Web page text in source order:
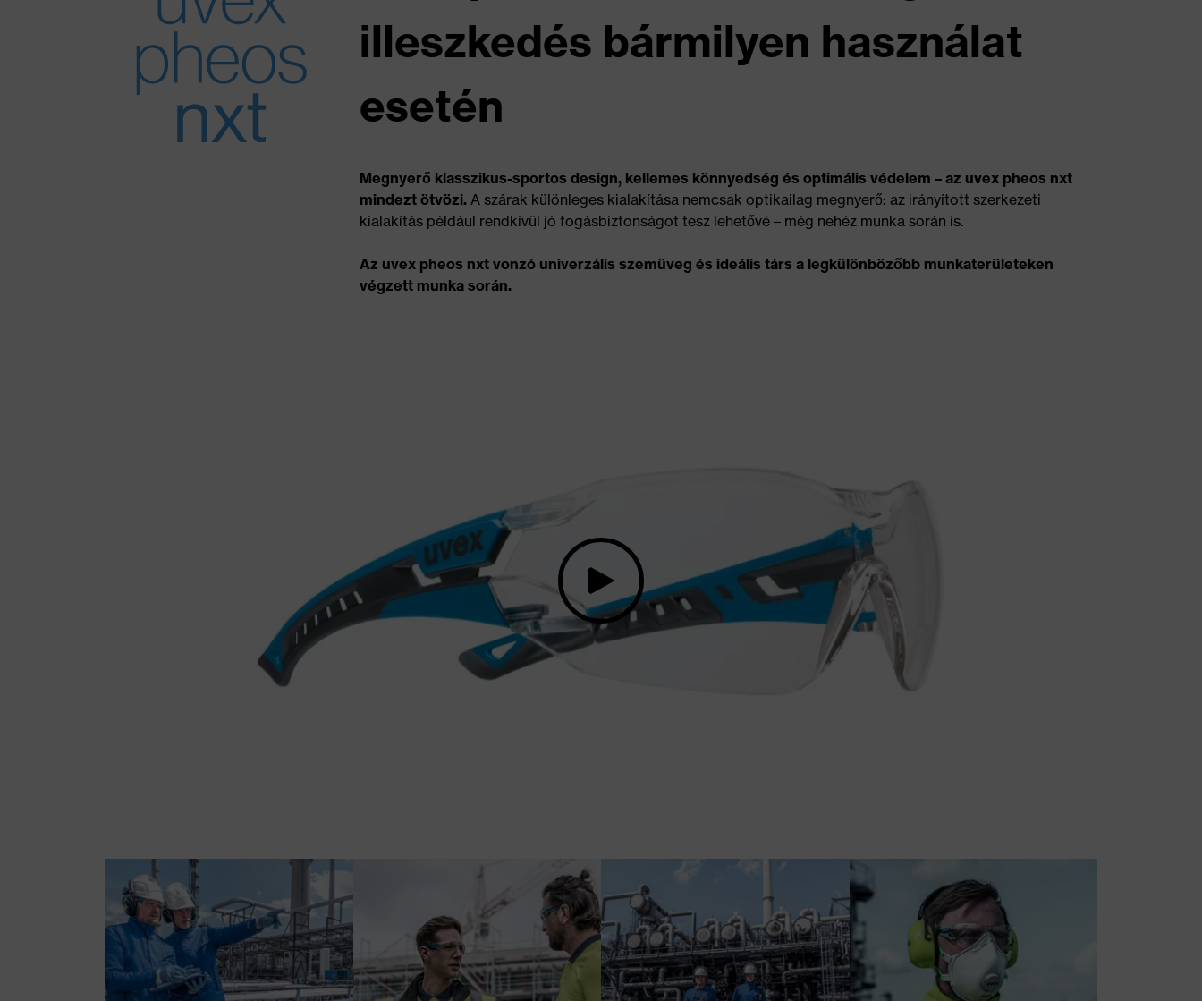
illeszkedés bármilyen használat
esetén
Megnyerő klasszikus-sportos design, kellemes könnyedség és optimális védelem – az uvex pheos nxt
mindezt ötvözi. A szárak különleges kialakítása nemcsak optikailag megnyerő: az irányított szerkezeti
kialakítás például rendkívül jó fogásbiztonságot tesz lehetővé – még nehéz munka során is.
Az uvex pheos nxt vonzó univerzális szemüveg és ideális társ a legkülönbözőbb munkaterületeken
végzett munka során.